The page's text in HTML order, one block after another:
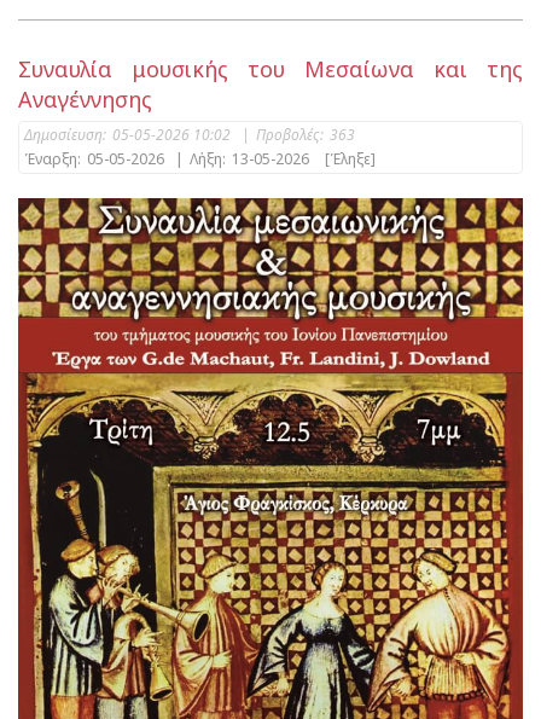
Συναυλία μουσικής του Μεσαίωνα και της
Αναγέννησης
Δημοσίευση: 05-05-2026 10:02 | Προβολές: 363
Έναρξη: 05-05-2026 | Λήξη: 13-05-2026 [Έληξε]